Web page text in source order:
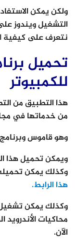
ولكن يمكن
التشغيل ويندوز
نتعرف على كيفية
للكمبيوتر
هذا التطبيق من
من خدماتها في
وهو قاموس
ويمكن تحميل هذا
وكذلك يمكن
هذا الرابط.
محاكيات
الآن.